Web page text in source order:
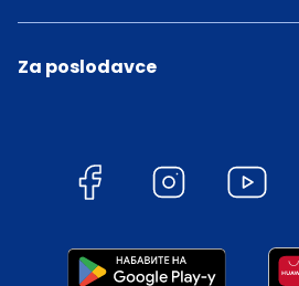
Za poslodavce